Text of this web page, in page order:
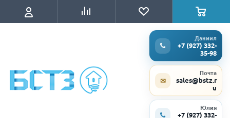
Даниил
+7 (927) 332-
35-98
✉
Почта
sales@bstz.r
u
Юлия
+7 (927) 332-